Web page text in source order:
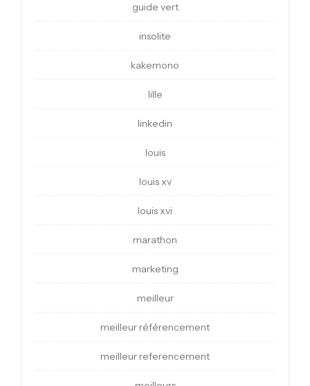
guide vert
insolite
kakemono
lille
linkedin
louis
louis xv
louis xvi
marathon
marketing
meilleur
meilleur référencement
meilleur referencement